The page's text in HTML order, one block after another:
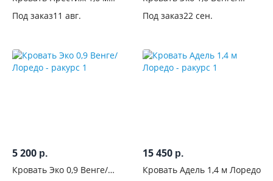
Под заказ11 авг. Под заказ22 сен.
5 200 р.
Кровать Эко 0,9 Венге/
15 450 р.
Кровать Адель 1,4 м Лоредо
Вид
Тип
Изголовье